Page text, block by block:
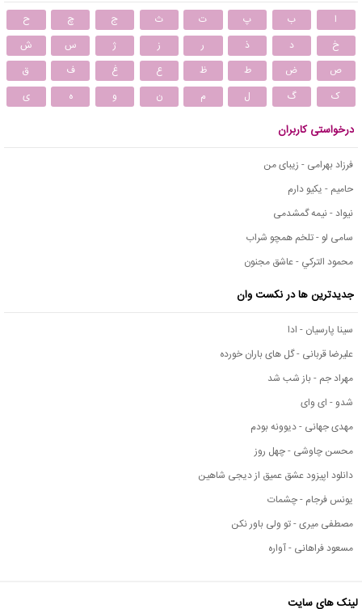
ا ب پ ت ث ج چ
ح
خ
د ذ ر ز ژ س
ش
ص
ض ط ظ ع غ ف
ق
ک
گ ل م ن و ه ی
درخواستی کاربران
فرزاد بهرامی - زیبای من
حامیم - یکیو دارم
نیواد - نیمه گمشدمی
سامی لو - تلخم همچو شراب
محمود التركي - عاشق مجنون
جدیدترین ها در نکست وان
سینا پارسیان - ادا
علیرضا قربانی - گل های باران خورده
مهراد جم - باز شب شد
شدو - ای وای
مهدی جهانی - دیوونه بودم
محسن چاوشی - چهل روز
دانلود اپیزود عشق عمیق از دیجی شاهین
یونس فرجام - چشمات
مصطفی میری - تو ولی باور نکن
مسعود فراهانی - آواره
لینک های سایت